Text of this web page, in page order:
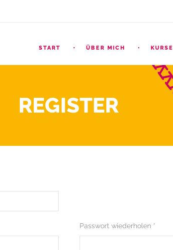
START ÜBER MICH KURSE
REGISTER
Passwort wiederholen *